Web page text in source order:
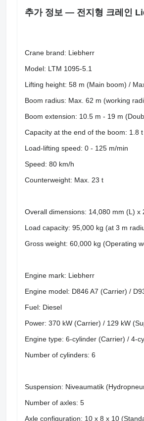
추가 정보 — 전지형 크레인
Crane brand: Liebherr
Model: LTM 1095-5.1
Lifting height: 58 m (Main boom) /
Boom radius: Max. 62 m (working
Boom extension: 10.5 m - 19 m
Capacity at the end of the boom: 1.8
Load-lifting speed: 0 - 125 m/min
Speed: 80 km/h
Counterweight: Max. 23 t
Overall dimensions: 14,080 mm (L) x
Load capacity: 95,000 kg (at 3 m
Gross weight: 60,000 kg (Operating
Engine mark: Liebherr
Engine model: D846 A7 (Carrier) /
Fuel: Diesel
Power: 370 kW (Carrier) / 129 kW
Engine type: 6-cylinder (Carrier) / 4-
Number of cylinders: 6
Suspension: Niveaumatik
Number of axles: 5
Axle configuration: 10 x 8 x 10